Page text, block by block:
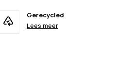
Gerecycled
Lees meer